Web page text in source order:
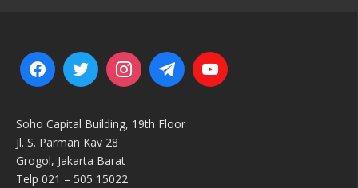
Soho Capital Building, 19th Floor
Jl. S. Parman Kav 28
Grogol, Jakarta Barat
Telp 021 – 505 15022